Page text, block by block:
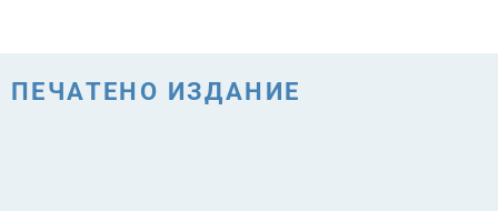
ПЕЧАТЕНО ИЗДАНИЕ